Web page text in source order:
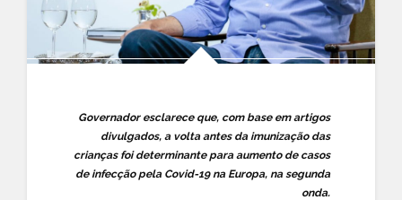
Governador esclarece que, com base em artigos
divulgados, a volta antes da imunização das
crianças foi determinante para aumento de casos
de infecção pela Covid-19 na Europa, na segunda
onda.